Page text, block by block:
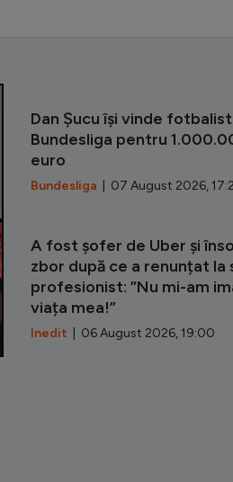
Dan Șucu își vinde
Bundesliga pentru
euro
Bundesliga | 07 August 2026,
A fost șofer de Uber și
zbor după ce a renunțat la
profesionist: ”Nu mi-am
viața mea!”
Inedit | 06 August 2026, 19:00